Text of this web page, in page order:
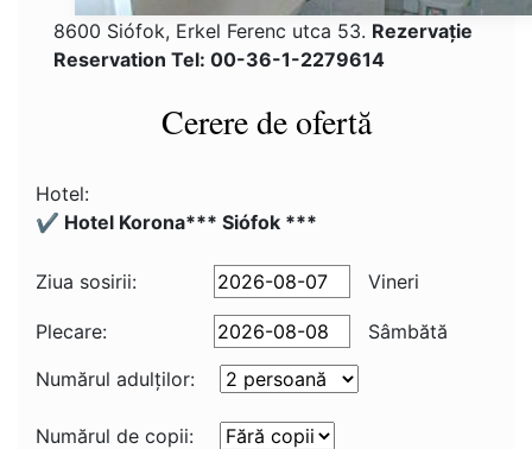
8600 Siófok, Erkel Ferenc utca 53. Rezervaţie
Reservation Tel: 00-36-1-2279614
Cerere de ofertă
Hotel:
✔️ Hotel Korona*** Siófok ***
Ziua sosirii: Vineri
Plecare:
Sâmbătă
Numărul adulţilor:
Numărul de copii: